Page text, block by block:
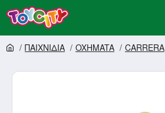
ΠΑΙΧΝΙΔΙΑ OXHMATA CARRERA